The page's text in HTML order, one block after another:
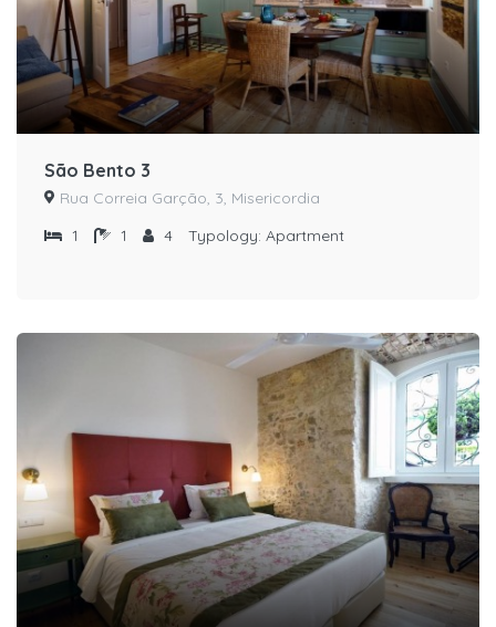
São Bento 3
Rua Correia Garção, 3, Misericordia
1
1 4 Typology: Apartment